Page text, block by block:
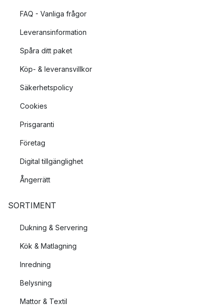
FAQ - Vanliga frågor
Leveransinformation
Spåra ditt paket
Köp- & leveransvillkor
Säkerhetspolicy
Cookies
Prisgaranti
Företag
Digital tillgänglighet
Ångerrätt
SORTIMENT
Dukning & Servering
Kök & Matlagning
Inredning
Belysning
Mattor & Textil